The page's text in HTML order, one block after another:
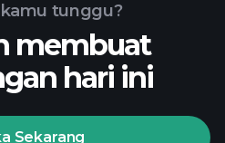
tunggu?
membuat
hari ini
Sekarang